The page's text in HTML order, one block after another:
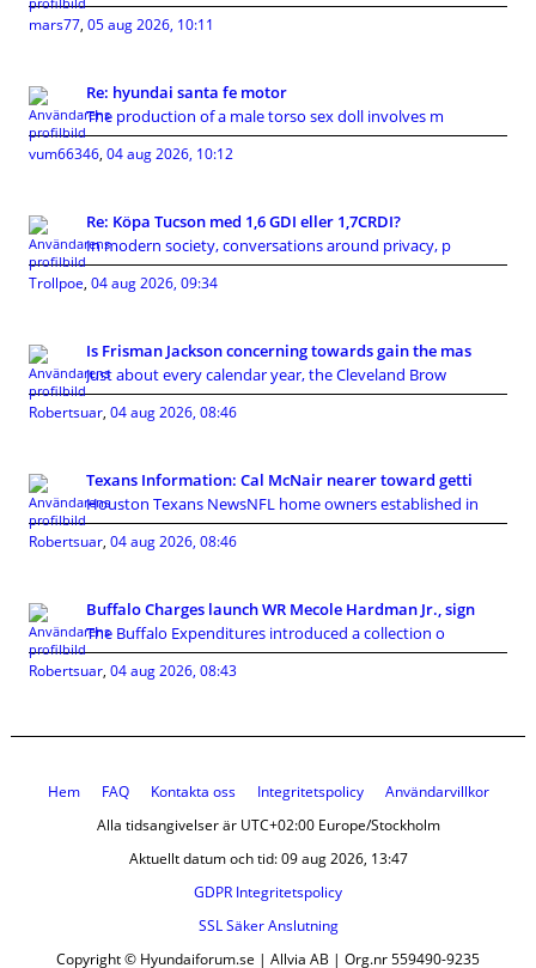
mars77, 05 aug 2026, 10:11
Re: hyundai santa fe motor
The production of a male torso sex doll involves m
vum66346, 04 aug 2026, 10:12
Re: Köpa Tucson med 1,6 GDI eller 1,7CRDI?
In modern society, conversations around privacy, p
Trollpoe, 04 aug 2026, 09:34
Is Frisman Jackson concerning towards gain the mas
Just about every calendar year, the Cleveland Brow
Robertsuar, 04 aug 2026, 08:46
Texans Information: Cal McNair nearer toward getti
Houston Texans NewsNFL home owners established in
Robertsuar, 04 aug 2026, 08:46
Buffalo Charges launch WR Mecole Hardman Jr., sign
The Buffalo Expenditures introduced a collection o
Robertsuar, 04 aug 2026, 08:43
Hem FAQ Kontakta oss Integritetspolicy
Användarvillkor
Alla tidsangivelser är UTC+02:00 Europe/Stockholm
Aktuellt datum och tid: 09 aug 2026, 13:47
GDPR Integritetspolicy
SSL Säker Anslutning
Copyright © Hyundaiforum.se | Allvia AB | Org.nr 559490-9235